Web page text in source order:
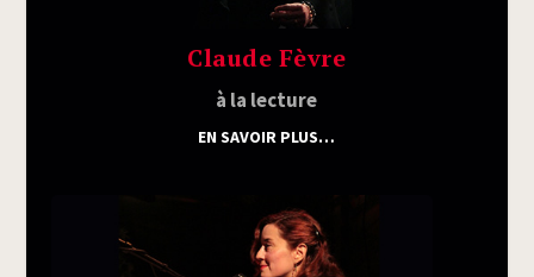
Claude Fèvre
à la lecture
EN SAVOIR PLUS…